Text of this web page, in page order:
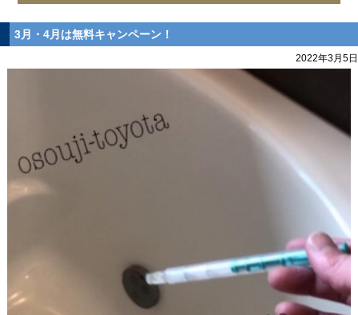
3月・4月は無料キャンペーン！
2022年3月5日